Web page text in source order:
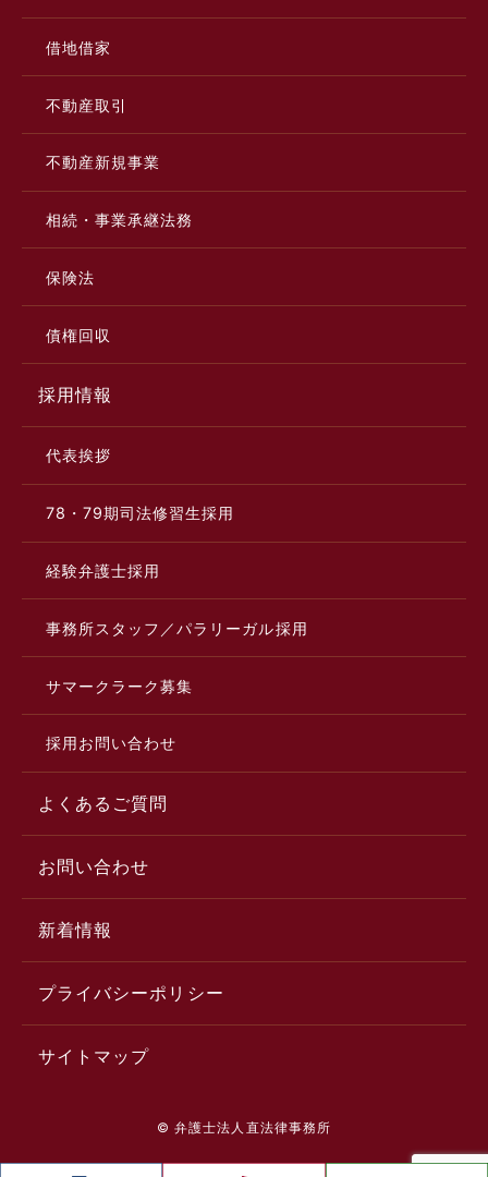
借地借家
不動産取引
不動産新規事業
相続・事業承継法務
保険法
債権回収
採用情報
代表挨拶
78・79期司法修習生採用
経験弁護士採用
事務所スタッフ／パラリーガル採用
サマークラーク募集
採用お問い合わせ
よくあるご質問
お問い合わせ
新着情報
プライバシーポリシー
サイトマップ
© 弁護士法人直法律事務所